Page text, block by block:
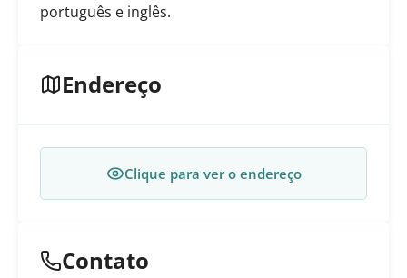
português e inglês.
Endereço
Clique para ver o endereço
Contato